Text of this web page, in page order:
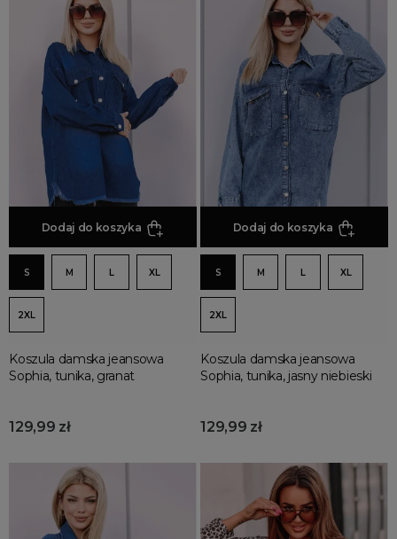
Dodaj do koszyka
S M L XL
2XL
Koszula damska jeansowa
Sophia, tunika, granat
129,99 zł
Dodaj do koszyka
S M L XL
2XL
Koszula damska jeansowa
Sophia, tunika, jasny niebieski
129,99 zł